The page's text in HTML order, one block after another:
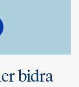
bidra